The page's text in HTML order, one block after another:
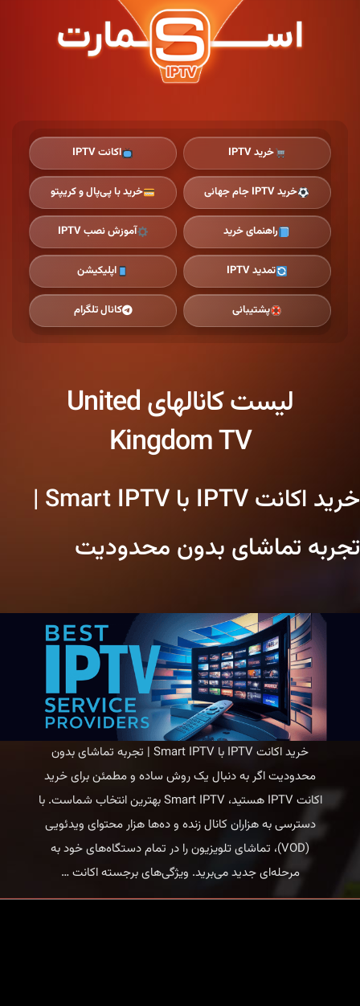
خرید IPTV اکانت IPTV
خرید IPTV جام جهانی خرید با پی‌پال و کریپتو
راهنمای خرید آموزش نصب IPTV
تمدید IPTV اپلیکیشن
پشتیبانی کانال تلگرام
لیست کانالهای United
Kingdom TV
خرید اکانت IPTV با Smart IPTV |
تجربه تماشای بدون محدودیت
خرید اکانت IPTV با Smart IPTV | تجربه تماشای بدون
محدودیت اگر به دنبال یک روش ساده و مطمئن برای خرید
اکانت IPTV هستید، Smart IPTV بهترین انتخاب شماست. با
دسترسی به هزاران کانال زنده و ده‌ها هزار محتوای ویدئویی
(VOD)، تماشای تلویزیون را در تمام دستگاه‌های خود به
مرحله‌ای جدید می‌برید. ویژگی‌های برجسته اکانت…
اکانت